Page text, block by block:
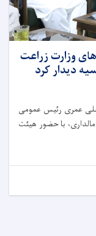
وزارت زراعت
دیدار کرد
عمری رئیس عمومی
با حضور هیئت